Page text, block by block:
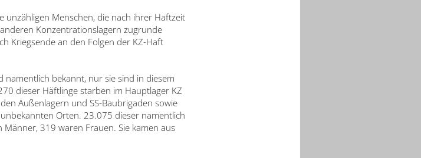
unzähligen Menschen, die nach ihrer Haftzeit
Konzentrationslagern zugrunde
Kriegsende an den Folgen der KZ-Haft
namentlich bekannt, nur sie sind in diesem
dieser Häftlinge starben im Hauptlager KZ
Außenlagern und SS-Baubrigaden sowie
Orten. 23.075 dieser namentlich
319 waren Frauen. Sie kamen aus